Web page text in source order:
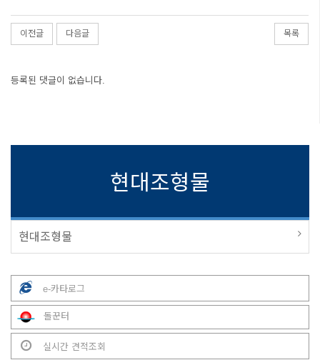
이전글 다음글 목록
등록된 댓글이 없습니다.
현대조형물
현대조형물
e-카타로그
돌꾼터
실시간 견적조회